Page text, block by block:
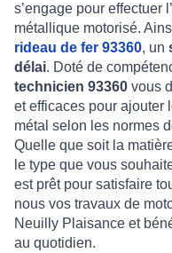
s’engage pour effectuer l’
métallique motorisé.
rideau de fer 93360, un
délai. Doté de
technicien 93360 vous
et efficaces pour ajouter
métal selon les normes
Quelle que soit la
le type que vous
est prêt pour satisfaire
nous vos travaux de
Neuilly Plaisance et
au quotidien.